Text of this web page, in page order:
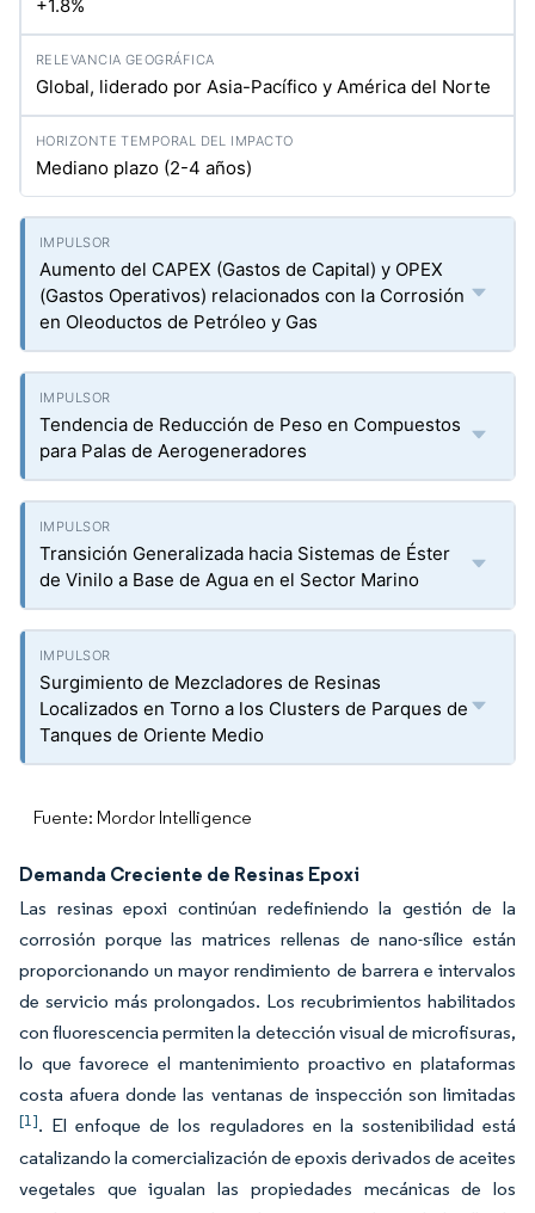
+1.8%
Global, liderado por Asia-Pacífico y América del Norte
Mediano plazo (2-4 años)
Aumento del CAPEX (Gastos de Capital) y OPEX
(Gastos Operativos) relacionados con la Corrosión
en Oleoductos de Petróleo y Gas
Tendencia de Reducción de Peso en Compuestos
para Palas de Aerogeneradores
Transición Generalizada hacia Sistemas de Éster
de Vinilo a Base de Agua en el Sector Marino
Surgimiento de Mezcladores de Resinas
Localizados en Torno a los Clusters de Parques de
Tanques de Oriente Medio
Fuente: Mordor Intelligence
Demanda Creciente de Resinas Epoxi
Las resinas epoxi continúan redefiniendo la gestión de la
corrosión porque las matrices rellenas de nano-sílice están
proporcionando un mayor rendimiento de barrera e intervalos
de servicio más prolongados. Los recubrimientos habilitados
con fluorescencia permiten la detección visual de microfisuras,
lo que favorece el mantenimiento proactivo en plataformas
costa afuera donde las ventanas de inspección son limitadas
[1]. El enfoque de los reguladores en la sostenibilidad está
catalizando la comercialización de epoxis derivados de aceites
vegetales que igualan las propiedades mecánicas de los